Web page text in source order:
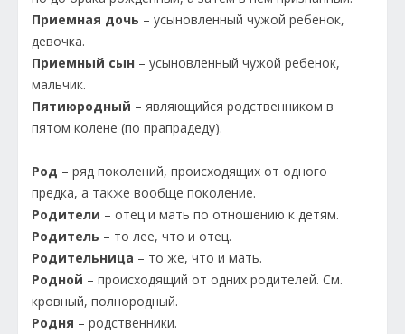
Приемная дочь – усыновленный чужой ребенок,
девочка.
Приемный сын – усыновленный чужой ребенок,
мальчик.
Пятиюродный – являющийся родственником в
пятом колене (по прапрадеду).
Род – ряд поколений, происходящих от одного
предка, а также вообще поколение.
Родители – отец и мать по отношению к детям.
Родитель – то лее, что и отец.
Родительница – то же, что и мать.
Родной – происходящий от одних родителей. См.
кровный, полнородный.
Родня – родственники.